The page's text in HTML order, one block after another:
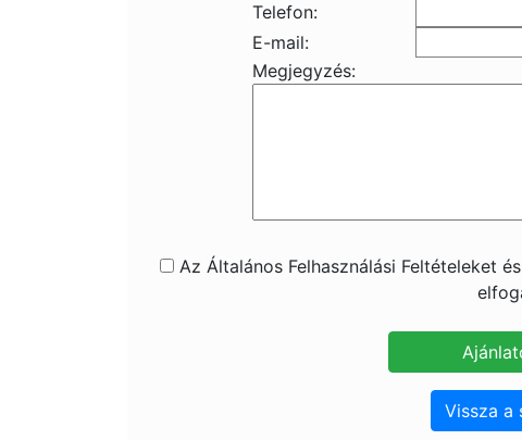
Telefon:
E-mail:
Megjegyzés:
Az Általános Felhasználási Feltételeket
Vissza a